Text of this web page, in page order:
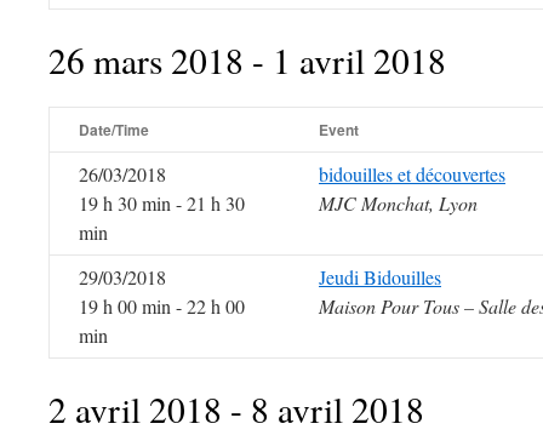
26 mars 2018 - 1 avril 2018
Date/Time Event
26/03/2018
19 h 30 min - 21 h 30
min
bidouilles et découvertes
MJC Monchat, Lyon
29/03/2018
19 h 00 min - 22 h 00
min
Jeudi Bidouilles
Maison Pour Tous – Salle
2 avril 2018 - 8 avril 2018